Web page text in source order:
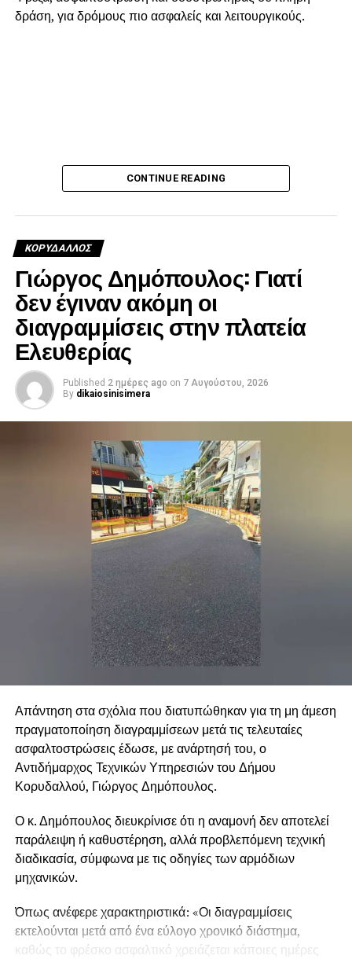
δράση, για δρόμους πιο ασφαλείς και λειτουργικούς.
.
.
CONTINUE READING
ΚΟΡΥΔΑΛΛΟΣ
Γιώργος Δημόπουλος: Γιατί
δεν έγιναν ακόμη οι
διαγραμμίσεις στην πλατεία
Ελευθερίας
Published 2 ημέρες ago on 7 Αυγούστου, 2026
By dikaiosinisimera
Απάντηση στα σχόλια που διατυπώθηκαν για τη μη άμεση
πραγματοποίηση διαγραμμίσεων μετά τις τελευταίες
ασφαλτοστρώσεις έδωσε, με ανάρτησή του, ο
Αντιδήμαρχος Τεχνικών Υπηρεσιών του Δήμου
Κορυδαλλού, Γιώργος Δημόπουλος.
Ο κ. Δημόπουλος διευκρίνισε ότι η αναμονή δεν αποτελεί
παράλειψη ή καθυστέρηση, αλλά προβλεπόμενη τεχνική
διαδικασία, σύμφωνα με τις οδηγίες των αρμόδιων
μηχανικών.
Όπως ανέφερε χαρακτηριστικά: «Οι διαγραμμίσεις
εκτελούνται μετά από ένα εύλογο χρονικό διάστημα,
καθώς το φρέσκο ασφαλτικό χρειάζεται κάποιες ημέρες